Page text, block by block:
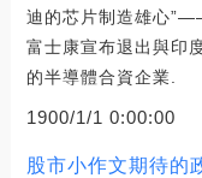
迪的芯片制造雄心
富士康宣布退出與印
的半導體合資企業.
1900/1/1 0:00:00
股市小作文期待的